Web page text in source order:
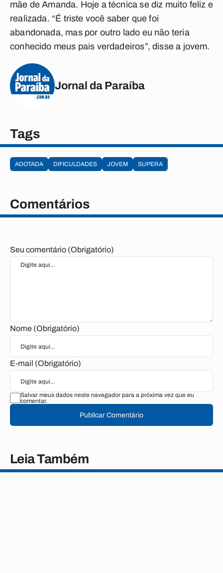
mãe de Amanda. Hoje a técnica se diz muito feliz e
realizada. “É triste você saber que foi
abandonada, mas por outro lado eu não teria
conhecido meus pais verdadeiros”, disse a jovem.
Jornal da Paraíba
Tags
ADOTADA DIFICULDADES JOVEM SUPERA
Comentários
Seu comentário (Obrigatório)
Nome (Obrigatório)
E-mail (Obrigatório)
Salvar meus dados neste navegador para a próxima vez que eu
comentar.
Publicar Comentário
Leia Também